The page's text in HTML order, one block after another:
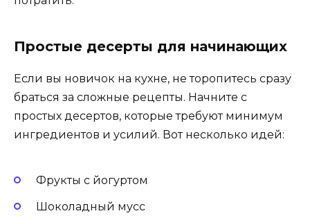
Простые десерты для начинающих
Если вы новичок на кухне, не торопитесь сразу
браться за сложные рецепты. Начните с
простых десертов, которые требуют минимум
ингредиентов и усилий. Вот несколько идей:
Фрукты с йогуртом
Шоколадный мусс